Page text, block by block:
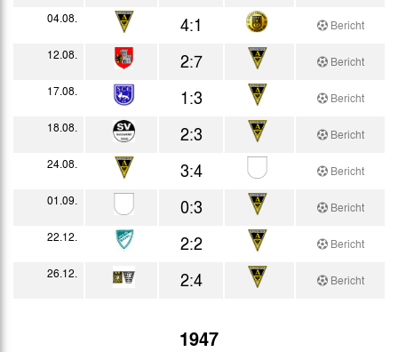
04.08.
4:1
Bericht
12.08.
2:7
Bericht
17.08.
1:3
Bericht
18.08.
2:3
Bericht
24.08.
3:4
Bericht
01.09.
0:3
Bericht
22.12.
2:2
Bericht
26.12.
2:4 Bericht
1947